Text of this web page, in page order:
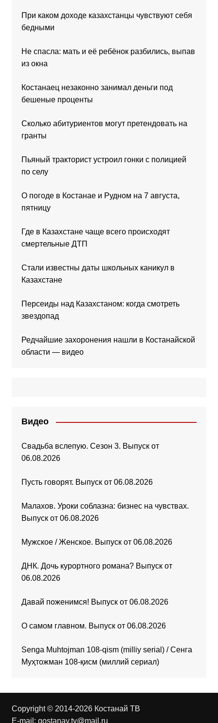
При каком доходе казахстанцы чувствуют себя
бедными
Не спасла: мать и её ребёнок разбились, выпав
из окна
Костанаец незаконно занимал деньги под
бешеные проценты
Сколько абитуриентов могут претендовать на
гранты
Пьяный тракторист устроил гонки с полицией
по селу
О погоде в Костанае и Рудном на 7 августа,
пятницу
Где в Казахстане чаще всего происходят
смертельные ДТП
Стали известны даты школьных каникул в
Казахстане
Персеиды над Казахстаном: когда смотреть
звездопад
Редчайшие захоронения нашли в Костанайской
области — видео
Видео
Свадьба вслепую. Сезон 3. Выпуск от
06.08.2026
Пусть говорят. Выпуск от 06.08.2026
Малахов. Уроки соблазна: бизнес на чувствах.
Выпуск от 06.08.2026
Мужское / Женское. Выпуск от 06.08.2026
ДНК. Дочь курортного романа? Выпуск от
06.08.2026
Давай поженимся! Выпуск от 06.08.2026
О самом главном. Выпуск от 06.08.2026
Senga Muhtojman 108-qism (milliy serial) / Сенга
Муҳтожман 108-қисм (миллий сериал)
Copyright © 2014-2026 Костанай ТВ
E-mail: qostanay.tv@mail.ru